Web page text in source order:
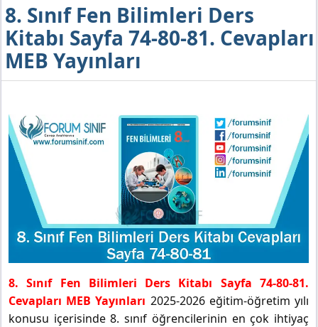
8. Sınıf Fen Bilimleri Ders
Kitabı Sayfa 74-80-81. Cevapları
MEB Yayınları
8. Sınıf Fen Bilimleri Ders Kitabı Sayfa 74-80-81.
Cevapları MEB Yayınları 2025-2026 eğitim-öğretim yılı
konusu içerisinde 8. sınıf öğrencilerinin en çok ihtiyaç